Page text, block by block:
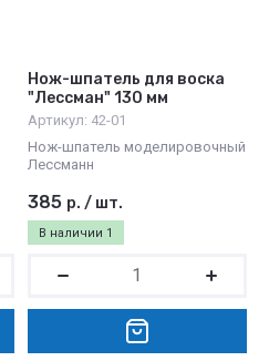
Нож-шпатель для воска
"Лессман" 130 мм
Артикул: 42-01
Нож-шпатель моделировочный
Лессманн
В наличии 1
385 р. / шт.